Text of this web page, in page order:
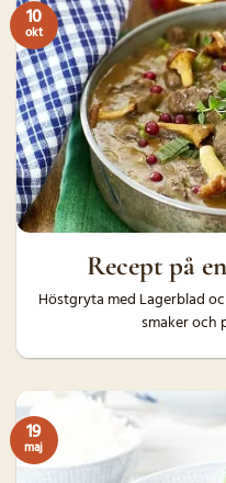
Recept på
Höstgryta med Lagerblad
smaker och
10
okt
19
maj